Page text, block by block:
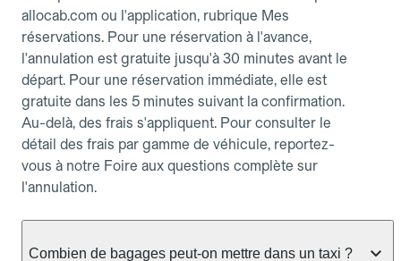
allocab.com ou l'application, rubrique Mes
réservations. Pour une réservation à l'avance,
l'annulation est gratuite jusqu'à 30 minutes avant le
départ. Pour une réservation immédiate, elle est
gratuite dans les 5 minutes suivant la confirmation.
Au-delà, des frais s'appliquent. Pour consulter le
détail des frais par gamme de véhicule, reportez-
vous à notre Foire aux questions complète sur
l'annulation.
Combien de bagages peut-on mettre dans un taxi ?